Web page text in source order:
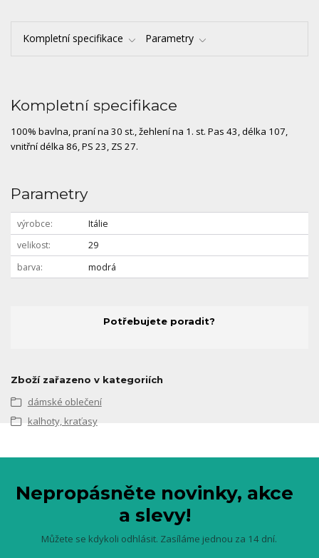
Kompletní specifikace Parametry
Kompletní specifikace
100% bavlna, praní na 30 st., žehlení na 1. st. Pas 43, délka 107,
vnitřní délka 86, PS 23, ZS 27.
Parametry
výrobce
Itálie
velikost
29
barva
modrá
Potřebujete poradit?
Zboží zařazeno v kategoriích
dámské oblečení
kalhoty, kraťasy
Nepropásněte novinky, akce
a slevy!
Můžete se kdykoli odhlásit. Zasíláme jednou za 14 dní.